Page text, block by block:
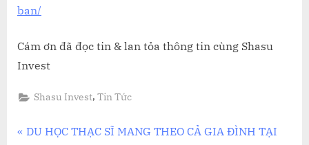
ban/
Cám ơn đã đọc tin & lan tỏa thông tin cùng Shasu
Invest
Shasu Invest,Tin Tức
Điều
P
DU HỌC THẠC SĨ MANG THEO CẢ GIA ĐÌNH TẠI